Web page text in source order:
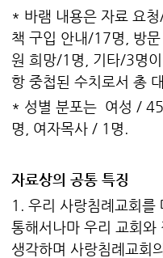
* 바램 내용은 자료 요
책 구입 안내/17명, 방
원 희망/1명, 기타/3명
항 중첩된 수치로서 총
* 성별 분포는 여성 /
명, 여자목사 / 1명.
자료상의 공통 특징
1. 우리 사랑침례교회를
통해서나마 우리 교회와
생각하며 사랑침례교회